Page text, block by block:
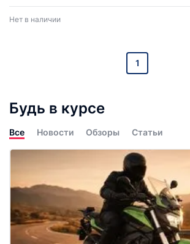
Нет в наличии
1
Будь в курсе
Все Новости Обзоры Статьи